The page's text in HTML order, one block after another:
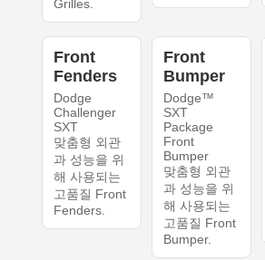
Grilles.
Front
Fenders
Dodge
Challenger
SXT
맞춤형 외관
과 성능을 위
해 사용되는
고품질 Front
Fenders.
Front
Bumper
Dodge™
SXT
Package
Front
Bumper
맞춤형 외관
과 성능을 위
해 사용되는
고품질 Front
Bumper.